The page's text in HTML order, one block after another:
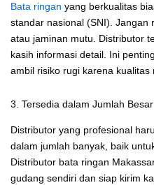
Bata ringan yang berkualitas
standar nasional (SNI). Jangan
atau jaminan mutu. Distributor
kasih informasi detail. Ini
ambil risiko rugi karena kualitas
3. Tersedia dalam Jumlah
Distributor yang profesional
dalam jumlah banyak, baik
Distributor bata ringan
gudang sendiri dan siap kirim